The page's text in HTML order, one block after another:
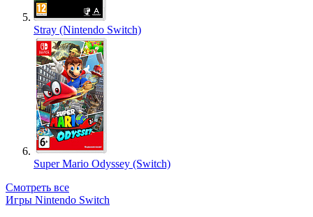
Stray (Nintendo Switch)
Super Mario Odyssey (Switch)
Смотреть все
Игры Nintendo Switch